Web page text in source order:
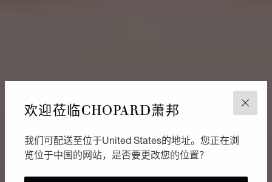
关闭
欢迎莅临CHOPARD萧邦
我们可配送至位于United States的地址。您正在浏
览位于中国的网站，是否要更改您的位置？